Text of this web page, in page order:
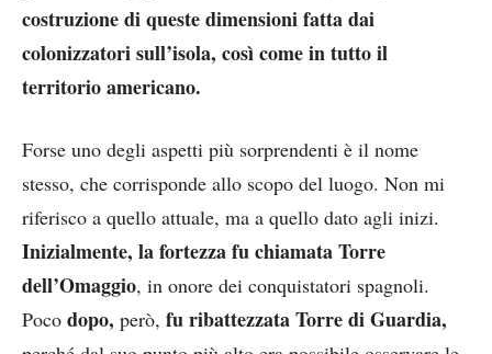
costruzione di queste dimensioni fatta dai
colonizzatori sull’isola, così come in tutto il
territorio americano.
Forse uno degli aspetti più sorprendenti è il nome
stesso, che corrisponde allo scopo del luogo. Non mi
riferisco a quello attuale, ma a quello dato agli inizi.
Inizialmente, la fortezza fu chiamata Torre
dell’Omaggio, in onore dei conquistatori spagnoli.
Poco dopo, però, fu ribattezzata Torre di Guardia,